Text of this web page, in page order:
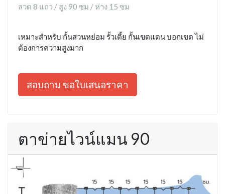
ลวด 8 แถว / สูง 90 ซม / ห่าง 15 ซม
เหมาะสำหรับ กั้นสวนหย่อม รั้วเตี้ย กั้นเขตแดน บอกเขต ไม่
ต้องการความสูงมาก
สอบถาม ขอใบเสนอราคา
ตาข่ายไวน์แมน 90